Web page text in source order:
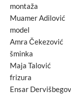
montaža
Muamer Adilović
model
Amra Čekezović
šminka
Maja Talović
frizura
Ensar